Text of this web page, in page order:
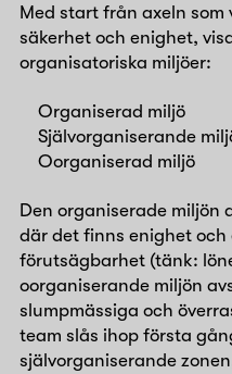
Med start från axeln som
säkerhet och enighet,
organisatoriska miljöer:
Organiserad miljö
Självorganiserande
Oorganiserad miljö
Den organiserade miljön
där det finns enighet och
förutsägbarhet (tänk:
oorganiserande miljön
slumpmässiga och
team slås ihop första
självorganiserande